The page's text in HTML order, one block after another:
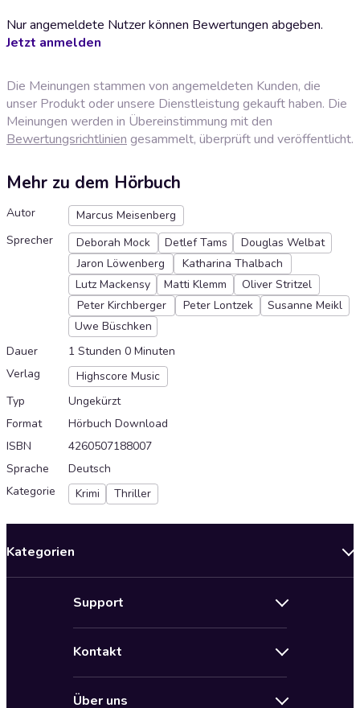
Nur angemeldete Nutzer können Bewertungen abgeben.
Jetzt anmelden
Die Meinungen stammen von angemeldeten Kunden, die
unser Produkt oder unsere Dienstleistung gekauft haben. Die
Meinungen werden in Übereinstimmung mit den
Bewertungsrichtlinien gesammelt, überprüft und veröffentlicht.
Mehr zu dem Hörbuch
Autor
Marcus Meisenberg
Sprecher
Deborah Mock Detlef Tams
Douglas Welbat
Jaron Löwenberg
Katharina Thalbach
Lutz Mackensy
Matti Klemm
Oliver Stritzel
Peter Kirchberger
Peter Lontzek
Susanne Meikl
Uwe Büschken
Dauer
1 Stunden 0 Minuten
Verlag
Highscore Music
Typ
Ungekürzt
Format
Hörbuch Download
ISBN
4260507188007
Sprache
Deutsch
Kategorie
Krimi Thriller
Kategorien
Support
AGB für Audioteka Abo
Kontakt
Über uns